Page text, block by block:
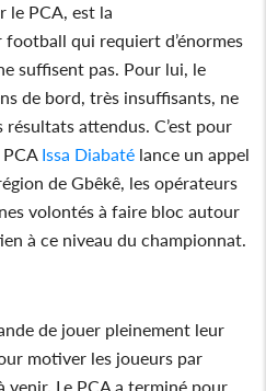
le PCA, est la
qui requiert d’énormes
suffisent pas. Pour lui, le
de bord, très insuffisants, ne
attendus. C’est pour
Issa Diabaté lance un appel
de Gbêkê, les opérateurs
volontés à faire bloc autour
à ce niveau du championnat.
de jouer pleinement leur
motiver les joueurs par
Le PCA a terminé pour